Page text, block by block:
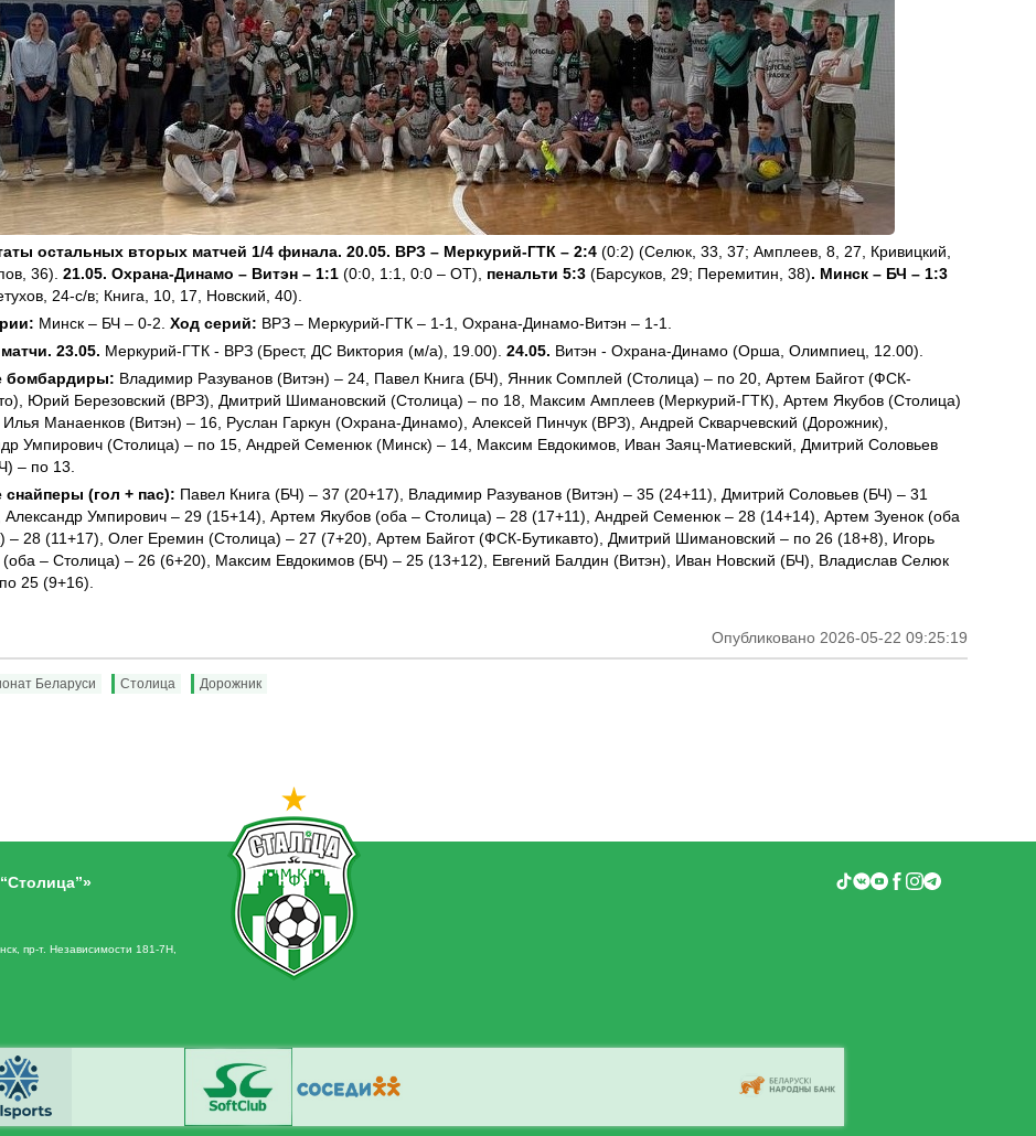
остальных вторых матчей 1/4 финала. 20.05. ВРЗ – Меркурий-ГТК – 2:4 (0:2) (Селюк, 33, 37; Амплеев, 8, 27, Кривицкий,
36). 21.05. Охрана-Динамо – Витэн – 1:1 (0:0, 1:1, 0:0 – ОТ), пенальти 5:3 (Барсуков, 29; Перемитин, 38). Минск – БЧ – 1:3
24-с/в; Книга, 10, 17, Новский, 40).
Минск – БЧ – 0-2. Ход серий: ВРЗ – Меркурий-ГТК – 1-1, Охрана-Динамо-Витэн – 1-1.
23.05. Меркурий-ГТК - ВРЗ (Брест, ДС Виктория (м/а), 19.00). 24.05. Витэн - Охрана-Динамо (Орша, Олимпиец, 12.00).
бомбардиры: Владимир Разуванов (Витэн) – 24, Павел Книга (БЧ), Янник Сомплей (Столица) – по 20, Артем Байгот (ФСК-
Юрий Березовский (ВРЗ), Дмитрий Шимановский (Столица) – по 18, Максим Амплеев (Меркурий-ГТК), Артем Якубов (Столица)
Манаенков (Витэн) – 16, Руслан Гаркун (Охрана-Динамо), Алексей Пинчук (ВРЗ), Андрей Скварчевский (Дорожник),
Умпирович (Столица) – по 15, Андрей Семенюк (Минск) – 14, Максим Евдокимов, Иван Заяц-Матиевский, Дмитрий Соловьев
– по 13.
(гол + пас): Павел Книга (БЧ) – 37 (20+17), Владимир Разуванов (Витэн) – 35 (24+11), Дмитрий Соловьев (БЧ) – 31
Александр Умпирович – 29 (15+14), Артем Якубов (оба – Столица) – 28 (17+11), Андрей Семенюк – 28 (14+14), Артем Зуенок (оба
– 28 (11+17), Олег Еремин (Столица) – 27 (7+20), Артем Байгот (ФСК-Бутикавто), Дмитрий Шимановский – по 26 (18+8), Игорь
– Столица) – 26 (6+20), Максим Евдокимов (БЧ) – 25 (13+12), Евгений Балдин (Витэн), Иван Новский (БЧ), Владислав Селюк
25 (9+16).
Опубликовано 2026-05-22 09:25:19
Беларуси Столица Дорожник
пр-т. Независимости 181-7Н,